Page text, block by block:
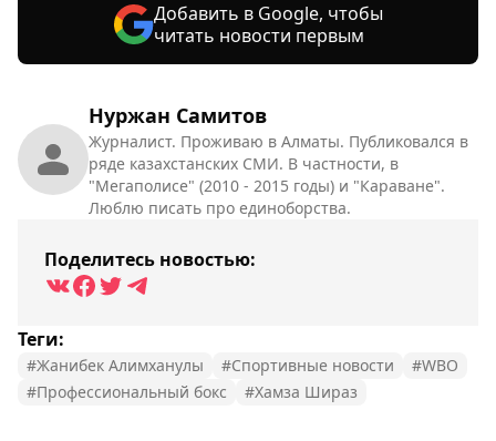
Нуржан Самитов
Журналист. Проживаю в Алматы. Публиковался в
ряде казахстанских СМИ. В частности, в
"Мегаполисе" (2010 - 2015 годы) и "Караване".
Люблю писать про единоборства.
Поделитесь новостью:
Теги:
#Жанибек Алимханулы #Спортивные новости
#WBO
#Профессиональный бокс
#Хамза Шираз
Добавить в Google, чтобы
читать новости первым